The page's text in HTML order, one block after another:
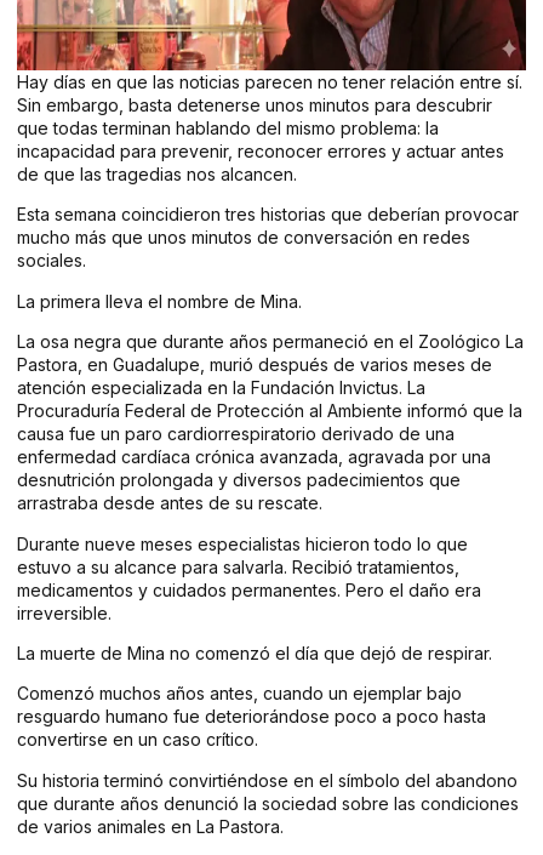
Hay días en que las noticias parecen no tener relación entre sí.
Sin embargo, basta detenerse unos minutos para descubrir
que todas terminan hablando del mismo problema: la
incapacidad para prevenir, reconocer errores y actuar antes
de que las tragedias nos alcancen.
Esta semana coincidieron tres historias que deberían provocar
mucho más que unos minutos de conversación en redes
sociales.
La primera lleva el nombre de Mina.
La osa negra que durante años permaneció en el Zoológico La
Pastora, en Guadalupe, murió después de varios meses de
atención especializada en la Fundación Invictus. La
Procuraduría Federal de Protección al Ambiente informó que la
causa fue un paro cardiorrespiratorio derivado de una
enfermedad cardíaca crónica avanzada, agravada por una
desnutrición prolongada y diversos padecimientos que
arrastraba desde antes de su rescate.
Durante nueve meses especialistas hicieron todo lo que
estuvo a su alcance para salvarla. Recibió tratamientos,
medicamentos y cuidados permanentes. Pero el daño era
irreversible.
La muerte de Mina no comenzó el día que dejó de respirar.
Comenzó muchos años antes, cuando un ejemplar bajo
resguardo humano fue deteriorándose poco a poco hasta
convertirse en un caso crítico.
Su historia terminó convirtiéndose en el símbolo del abandono
que durante años denunció la sociedad sobre las condiciones
de varios animales en La Pastora.